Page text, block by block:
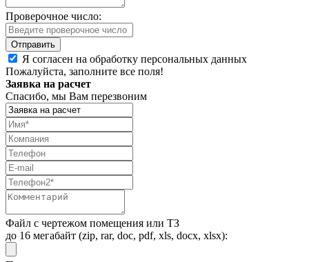
Проверочное число:
Я согласен на обработку персональных данных
Пожалуйста, заполните все поля!
Заявка на расчет
Спасибо, мы Вам перезвоним
Файл с чертежом помещения или ТЗ
до 16 мегабайт (zip, rar, doc, pdf, xls, docx, xlsx):